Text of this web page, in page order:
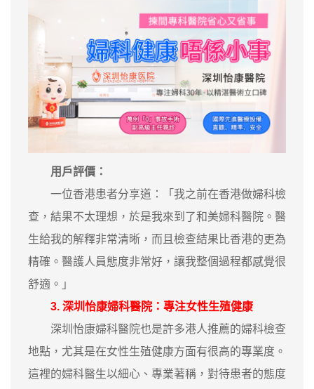
用戶評價：
一位香港患者分享道：「我之前在香港做婦科檢
查，結果不太理想，於是我來到了和美婦科醫院。醫
生給我的解釋非常清晰，而且檢查結果比香港的更為
精確。醫護人員態度非常好，讓我整個過程都感覺很
舒適。」
3. 深圳怡康婦科醫院：專注女性生殖健康
深圳怡康婦科醫院也是許多港人推薦的婦科檢查
地點，尤其是在女性生殖健康方面有很高的專業度。
這裡的婦科醫生以細心、專業著稱，對待患者的態度